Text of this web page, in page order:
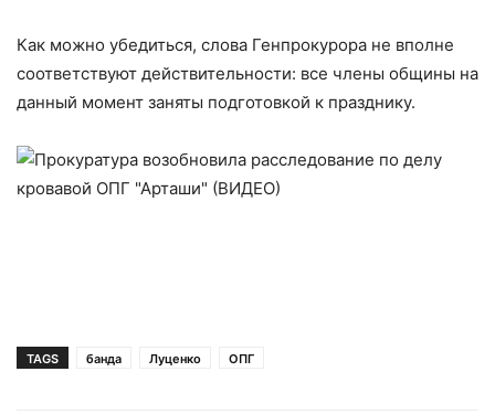
Как можно убедиться, слова Генпрокурора не вполне
соответствуют действительности: все члены общины на
данный момент заняты подготовкой к празднику.
TAGS банда Луценко ОПГ